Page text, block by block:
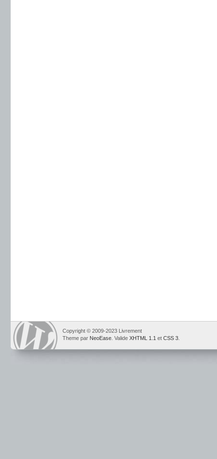
Copyright © 2009-2023 Livrement
Theme par NeoEase . Valide XHTML 1.1 et CSS 3